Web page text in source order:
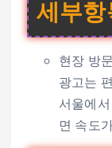
세부항
현장 방
광고는
서울에
면 속도